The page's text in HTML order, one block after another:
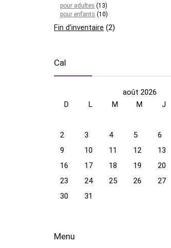
pour adultes (13)
pour enfants (10)
Fin d'inventaire (2)
Cal
août 2026
D
L M M J
2
3 4 5 6
9
10 11 12 13
16
17 18 19 20
23
24 25 26 27
30
31
Menu